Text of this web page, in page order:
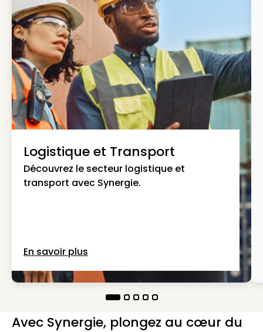
Logistique et Transport
Découvrez le secteur logistique et
transport avec Synergie.
En savoir plus
Avec Synergie, plongez au cœur du